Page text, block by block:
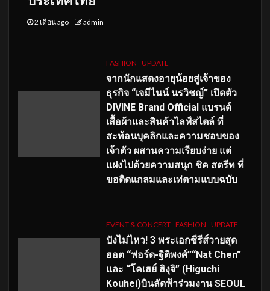
2 เดือน ago admin
FASHION UPDATE
จากนักแสดงอายุน้อยสู่เจ้าของ
ธุรกิจ “เจมีไนน์ นรวิชญ์” เปิดตัว
DIVINE Brand Official แบรนด์
เสื้อผ้าและสินค้าไลฟ์สไตล์ ที่
สะท้อนบุคลิกและความชอบของ
เจ้าตัว ผสานความเรียบง่าย แต่
แฝงไปด้วยความสนุก ชิค สตรีท ที่
ขอติดแกลมและเท่ตามแบบฉบับ
EVENT & CONCERT FASHION UPDATE
ปังไม่ไหว! 3 พระเอกซีรีส์วายสุด
ฮอต “ฟอร์ด-ฐิติพงศ์”“Nat Chen”
และ “โคเฮย์ ฮิงุจิ” (Higuchi
Kouhei)บินลัดฟ้าร่วมงาน SEOUL